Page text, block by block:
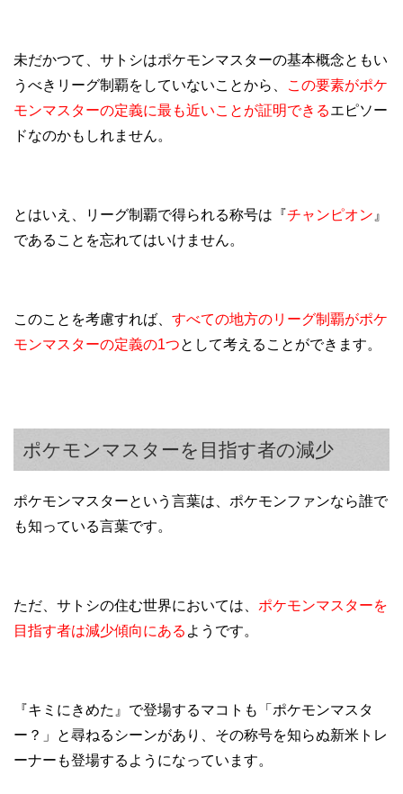
未だかつて、サトシはポケモンマスターの基本概念ともい
うべきリーグ制覇をしていないことから、
この要素がポケ
モンマスターの定義に最も近いことが証明できるエピソー
ドなのかもしれません。
とはいえ、リーグ制覇で得られる称号は『チャンピオン 』
であることを忘れてはいけません。
このことを考慮すれば、 すべての地方のリーグ制覇がポケ
モンマスターの定義の1つとして考えることができます。
ポケモンマスターを目指す者の減少
ポケモンマスターという言葉は、ポケモンファンなら誰で
も知っている言葉です。
ただ、サトシの住む世界においては、 ポケモンマスターを
目指す者は減少傾向にある ようです。
『キミにきめた』で登場するマコトも「ポケモンマスタ
ー？」と尋ねるシーンがあり、その称号を知らぬ新米トレ
ーナーも登場するようになっています。